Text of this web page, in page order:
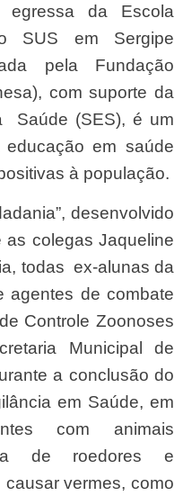
egressa da Escola
SUS em Sergipe
pela Fundação
com suporte da
Saúde (SES), é um
em saúde
à população.
colegas Jaqueline
todas ex-alunas da
agentes de combate
Controle Zoonoses
Municipal de
a conclusão do
em Saúde, em
com animais
de roedores e
vermes, como